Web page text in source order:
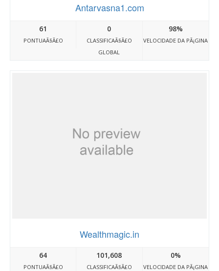
Antarvasna1.com
61
PONTUAÃ§Ã£O
0
CLASSIFICAÃ§Ã£O
GLOBAL
98%
VELOCIDADE DA PÃ¡GINA
Wealthmagic.in
64
PONTUAÃ§Ã£O
101,608
CLASSIFICAÃ§Ã£O
0%
VELOCIDADE DA PÃ¡GINA